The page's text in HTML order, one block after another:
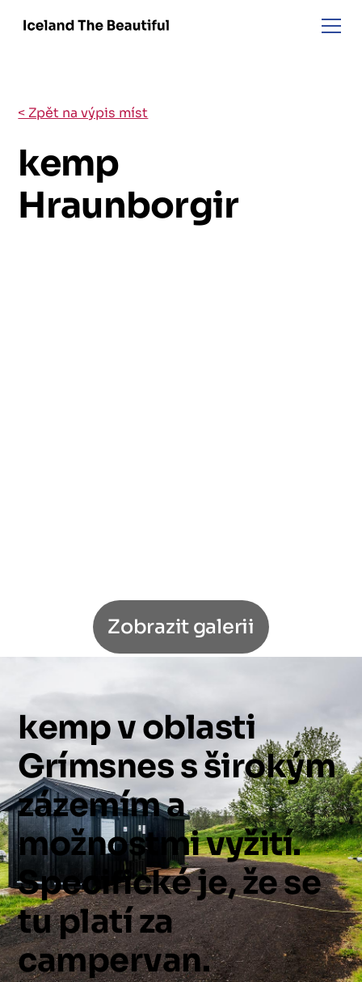
< Zpět na výpis míst
kemp
Hraunborgir
Zobrazit galerii
kempvoblasti
Grímsnessširokým
zázemíma
možnostmivyžití.
Specifickéje,žese
tuplatíza
campervan.